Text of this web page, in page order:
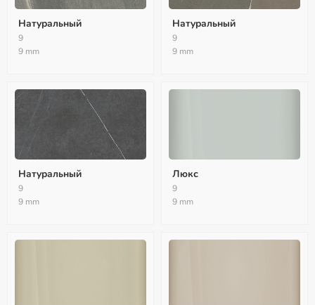
Натуральный
9
9 mm
Натуральный
9
9 mm
Натуральный
9
9 mm
Люкс
9
9 mm